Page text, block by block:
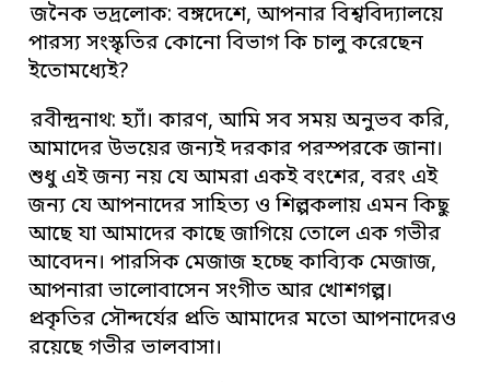
জনৈক ভদ্রলোক: বঙ্গদেশে, আপনার বিশ্ববিদ্যালয়ে
পারস্য সংস্কৃতির কোনো বিভাগ কি চালু করেছেন
ইতোমধ্যেই?
রবীন্দ্রনাথ: হ্যাঁ। কারণ, আমি সব সময় অনুভব করি,
আমাদের উভয়ের জন্যই দরকার পরস্পরকে জানা।
শুধু এই জন্য নয় যে আমরা একই বংশের, বরং এই
জন্য যে আপনাদের সাহিত্য ও শিল্পকলায় এমন কিছু
আছে যা আমাদের কাছে জাগিয়ে তোলে এক গভীর
আবেদন। পারসিক মেজাজ হচ্ছে কাব্যিক মেজাজ,
আপনারা ভালোবাসেন সংগীত আর খোশগল্প।
প্রকৃতির সৌন্দর্যের প্রতি আমাদের মতো আপনাদেরও
রয়েছে গভীর ভালবাসা।